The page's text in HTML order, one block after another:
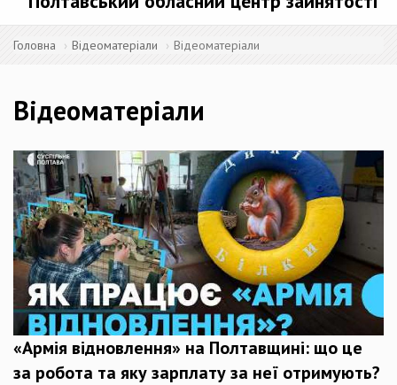
Головна Відеоматеріали Відеоматеріали
Відеоматеріали
«Армія відновлення» на Полтавщині: що це
за робота та яку зарплату за неї отримують?